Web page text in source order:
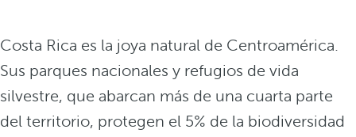
Costa Rica es la joya natural de Centroamérica.
Sus parques nacionales y refugios de vida
silvestre, que abarcan más de una cuarta parte
del territorio, protegen el 5% de la biodiversidad